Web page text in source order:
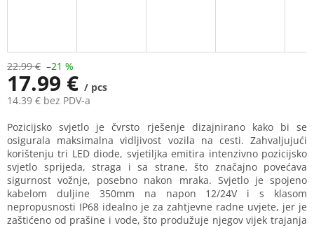
22.99 € –21 %
17.99 € / pcs
14.39 € bez PDV-a
Measure
price:
Pozicijsko svjetlo je čvrsto rješenje dizajnirano kako bi se
osigurala maksimalna vidljivost vozila na cesti. Zahvaljujući
korištenju tri LED diode, svjetiljka emitira intenzivno pozicijsko
svjetlo sprijeda, straga i sa strane, što značajno povećava
sigurnost vožnje, posebno nakon mraka. Svjetlo je spojeno
kabelom duljine 350mm na napon 12/24V i s klasom
nepropusnosti IP68 idealno je za zahtjevne radne uvjete, jer je
zaštićeno od prašine i vode, što produžuje njegov vijek trajanja